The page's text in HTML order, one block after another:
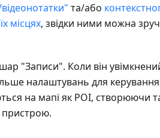
та/або
місцях, звідки ними можна
"Записи". Коли він
налаштувань для
на мапі як POI, створюючи
пристрою.